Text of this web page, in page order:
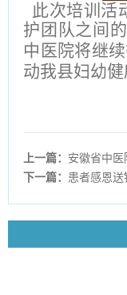
此次培训活
护团队之间
中医院将继
动我县妇幼
上一篇： 安徽省中
下一篇： 患者感恩